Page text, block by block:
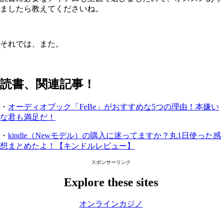
ましたら教えてくださいね。
それでは、また。
読書、関連記事！
・ オーディオブック「FeBe」がおすすめな5つの理由！本嫌い
な君も満足だ！
・ kindle（Newモデル）の購入に迷ってますか？丸1日使った感
想まとめたよ！【キンドルレビュー】
スポンサーリンク
Explore these sites
オンラインカジノ